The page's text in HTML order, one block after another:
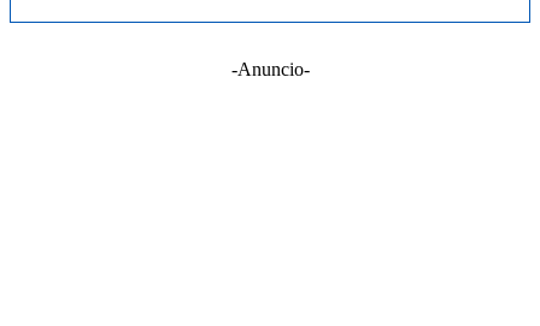
-Anuncio-